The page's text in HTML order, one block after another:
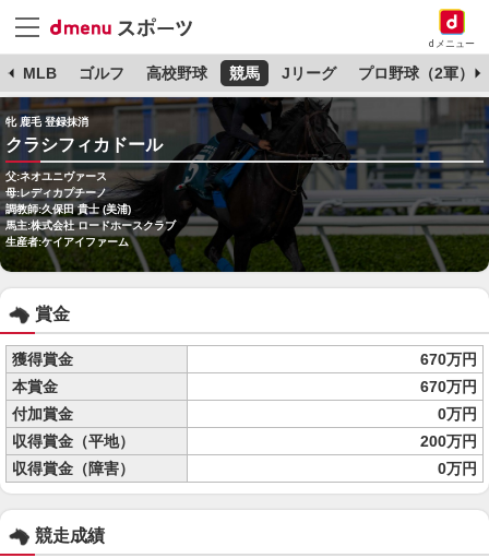
dメニュー
MLB ゴルフ 高校野球 競馬 Jリーグ プロ野球（2軍）
牝 鹿毛 登録抹消
クラシフィカドール
父:ネオユニヴァース
母:レディカプチーノ
調教師:久保田 貴士 (美浦)
馬主:株式会社 ロードホースクラブ
生産者:ケイアイファーム
賞金
獲得賞金
670万円
本賞金
670万円
付加賞金
0万円
収得賞金（平地）
200万円
収得賞金（障害）
0万円
競走成績